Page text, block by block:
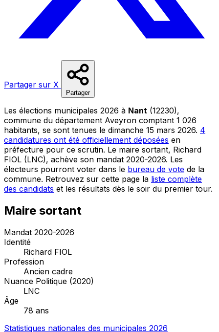
Partager sur X
Partager
Les élections municipales 2026 à Nant (12230),
commune du département Aveyron comptant 1 026
habitants, se sont tenues le dimanche 15 mars 2026. 4
candidatures ont été officiellement déposées en
préfecture pour ce scrutin. Le maire sortant, Richard
FIOL (LNC), achève son mandat 2020-2026. Les
électeurs pourront voter dans le bureau de vote de la
commune. Retrouvez sur cette page la liste complète
des candidats et les résultats dès le soir du premier tour.
Maire sortant
Mandat 2020-2026
Identité
Richard FIOL
Profession
Ancien cadre
Nuance Politique (2020)
LNC
Âge
78 ans
Statistiques nationales des municipales 2026